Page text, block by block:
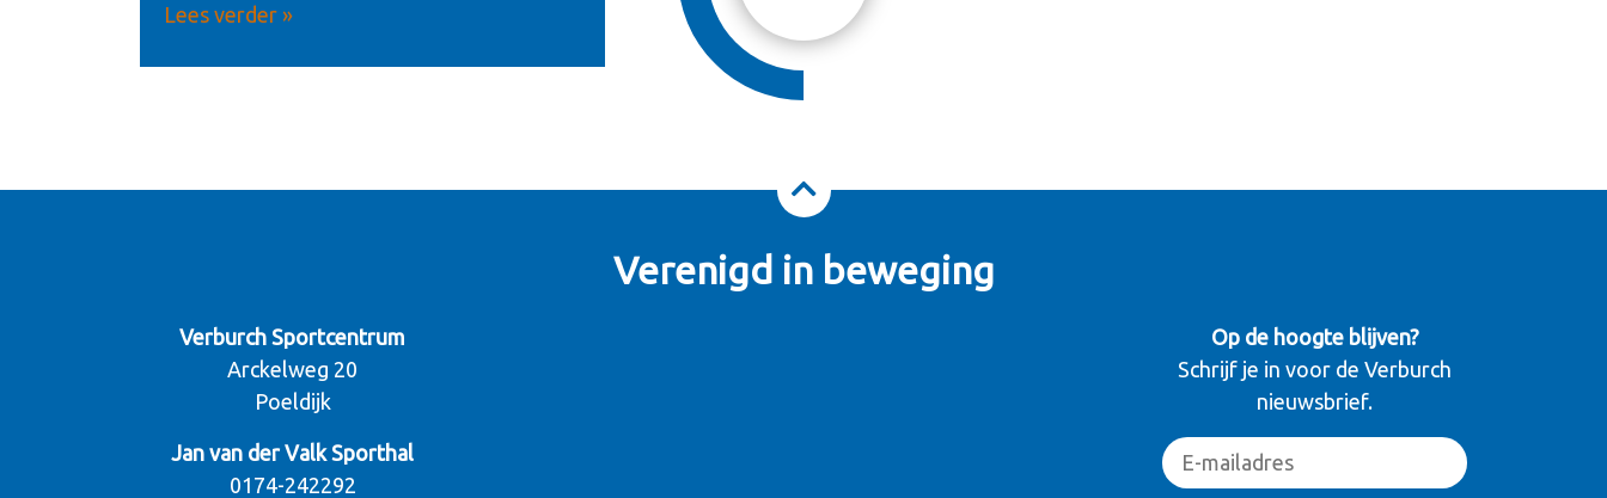
Lees verder »
Verenigd in beweging
Verburch Sportcentrum
Arckelweg 20
Poeldijk
Jan van der Valk Sporthal
0174-242292
Op de hoogte blijven?
Schrijf je in voor de Verburch
nieuwsbrief.